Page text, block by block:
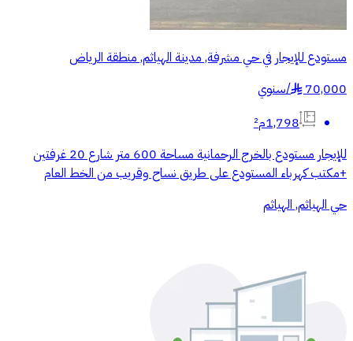
مستودع للإيجار في حي مشرفة, مدينة الهياثم, منطقة الرياض
70,000
§
/سنوي
1,798م²
للإيجار مستودع بالخرج الرحمانية مساحة 600 متر شارع 20 غرفتين
+مكتب كهرباء المستودع على طريق نساح وقريب من الخط العام
حي الهياثم, الهياثم